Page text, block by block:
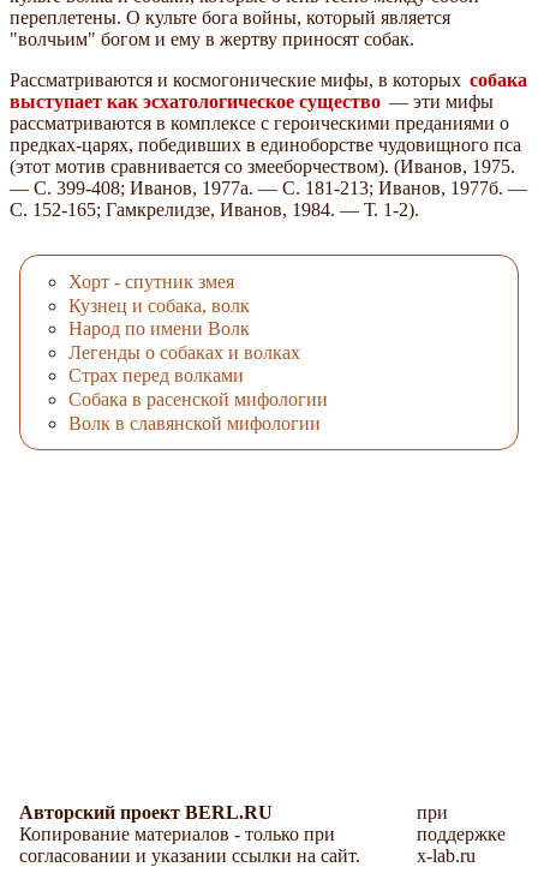
переплетены. О культе бога войны, который является
"волчьим" богом и ему в жертву приносят собак.
Рассматриваются и космогонические мифы, в которых собака
выступает как эсхатологическое существо — эти мифы
рассматриваются в комплексе с героическими преданиями о
предках-царях, победивших в единоборстве чудовищного пса
(этот мотив сравнивается со змееборчеством). (Иванов, 1975.
— С. 399-408; Иванов, 1977а. — С. 181-213; Иванов, 1977б. —
С. 152-165; Гамкрелидзе, Иванов, 1984. — Т. 1-2).
Хорт - спутник змея
Кузнец и собака, волк
Народ по имени Волк
Легенды о собаках и волках
Страх перед волками
Собака в расенской мифологии
Волк в славянской мифологии
Авторский проект BERL.RU
Копирование материалов - только при
согласовании и указании ссылки на сайт.
при
поддержке
x-lab.ru